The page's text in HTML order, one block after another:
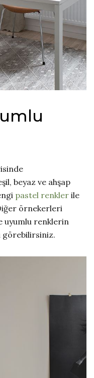
beyaz ve ahşap
pastel renkler ile
örnekerleri
uyumlu renklerin
görebilirsiniz.